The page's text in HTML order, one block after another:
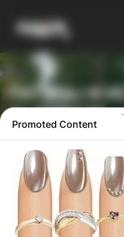
ПАТУВАЈ И
GLADIATOR
ТУРИСТИЧКА
Promoted Content